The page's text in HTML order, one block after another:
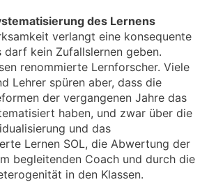
des Lernens
verlangt eine konsequente
darf kein Zufallslernen geben.
renommierte Lernforscher. Viele
Lehrer spüren aber, dass die
der vergangenen Jahre das
haben, und zwar über die
und das
Lernen SOL, die Abwertung der
begleitenden Coach und durch die
in den Klassen.